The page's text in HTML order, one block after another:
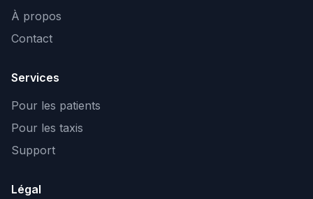
À propos
Contact
Services
Pour les patients
Pour les taxis
Support
Légal